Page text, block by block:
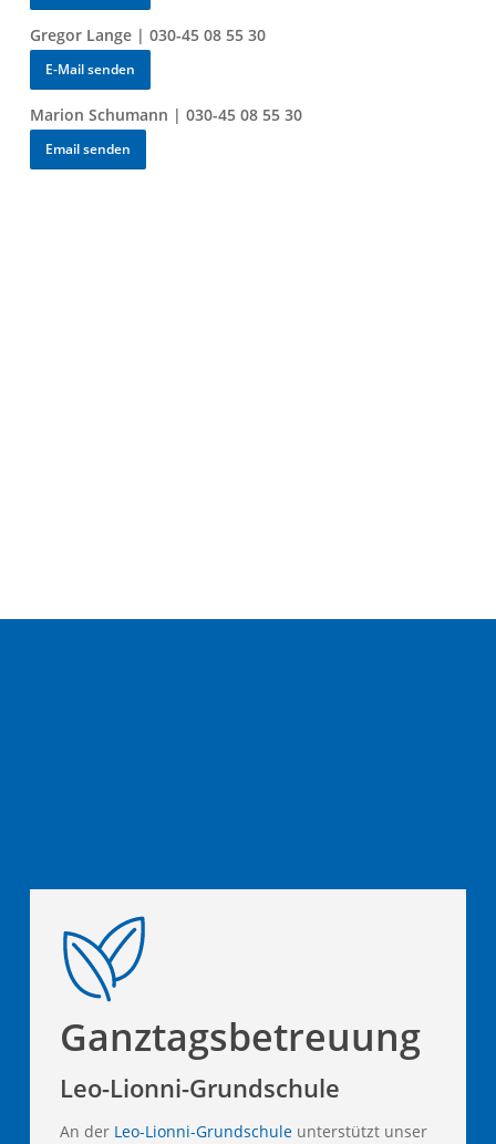
Gregor Lange | 030-45 08 55 30
E-Mail senden
Marion Schumann | 030-45 08 55 30
Email senden
Ganztagsbetreuung
Leo-Lionni-Grundschule
An der Leo-Lionni-Grundschuleunterstützt unser